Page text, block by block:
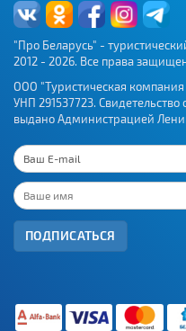
"Про Беларусь" -
2012 - 2026. Все права
ООО "Туристическая
УНП 291537723.
выдано Администрацией
ПОДПИСАТЬСЯ